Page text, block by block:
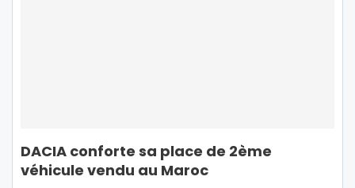
DACIA conforte sa place de 2ème
véhicule vendu au Maroc